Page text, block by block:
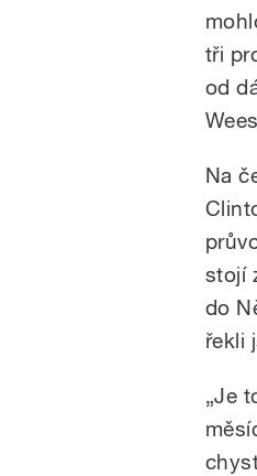
tři
od
Na
stojí
do
řekli
„Je